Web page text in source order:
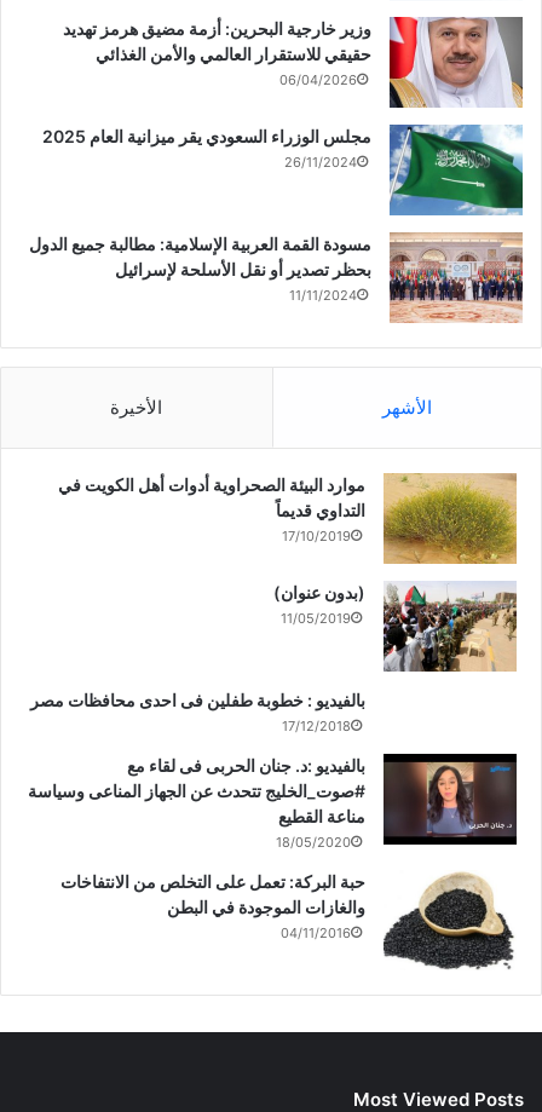
وزير خارجية البحرين: أزمة مضيق هرمز تهديد
حقيقي للاستقرار العالمي والأمن الغذائي
06/04/2026
مجلس الوزراء السعودي يقر ميزانية العام 2025
26/11/2024
مسودة القمة العربية الإسلامية: مطالبة جميع الدول
بحظر تصدير أو نقل الأسلحة لإسرائيل
11/11/2024
الأشهر الأخيرة
موارد البيئة الصحراوية أدوات أهل الكويت في
التداوي قديماً
17/10/2019
(بدون عنوان)
11/05/2019
بالفيديو : خطوبة طفلين فى احدى محافظات مصر
17/12/2018
بالفيديو :د. جنان الحربى فى لقاء مع
#صوت_الخليج تتحدث عن الجهاز المناعى وسياسة
مناعة القطيع
18/05/2020
حبة البركة: تعمل على التخلص من الانتفاخات
والغازات الموجودة في البطن
04/11/2016
Most Viewed Posts